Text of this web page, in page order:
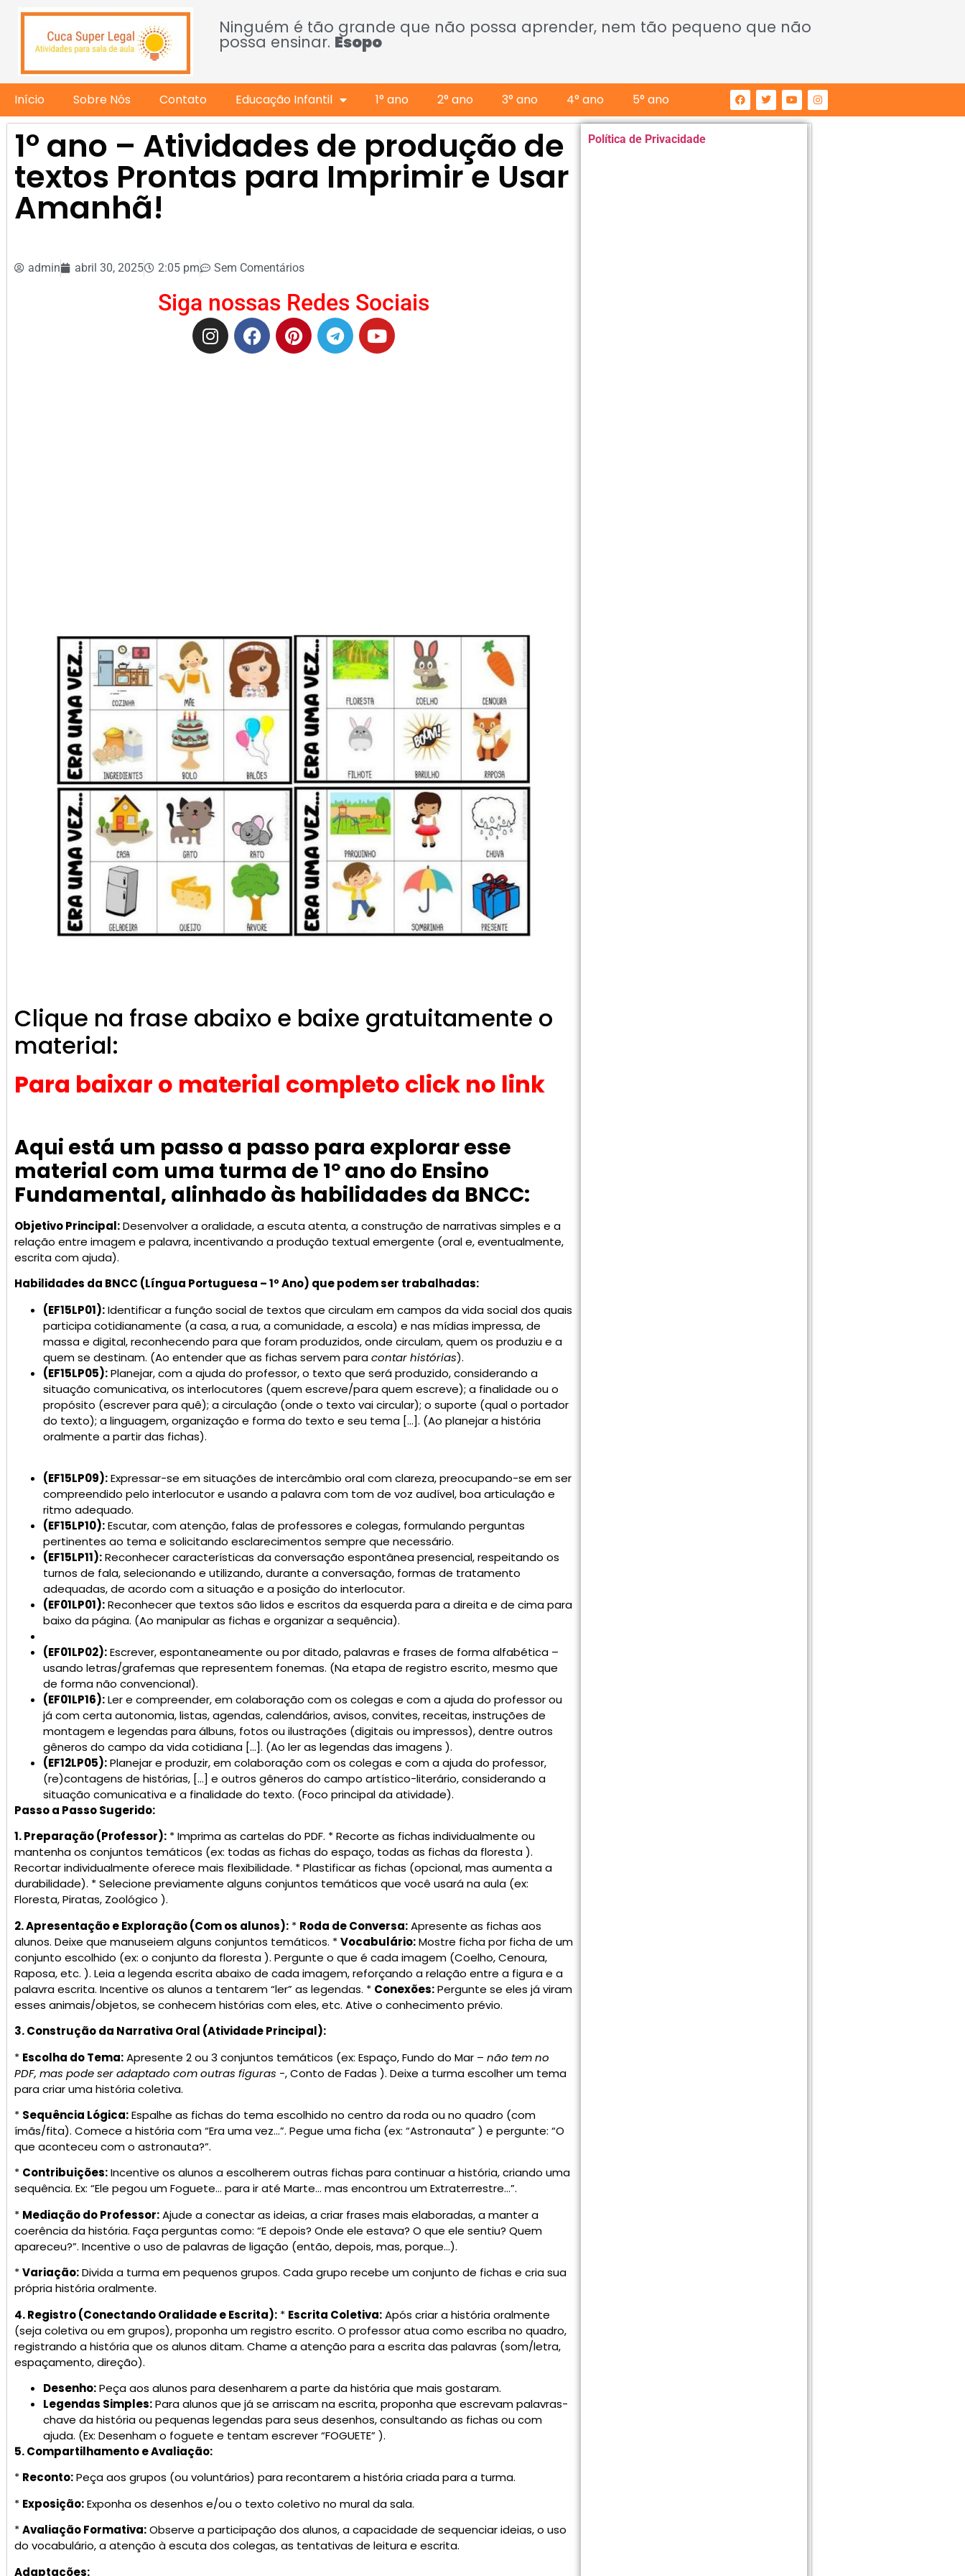
Ninguém é tão grande que não possa aprender, nem tão pequeno que não
possa ensinar. Esopo
Início Sobre Nós Contato Educação Infantil 1° ano 2° ano 3° ano 4° ano 5° ano
1º ano – Atividades de produção de
textos Prontas para Imprimir e Usar
Amanhã!
admin abril 30, 2025 2:05 pm Sem Comentários
Siga nossas Redes Sociais
Clique na frase abaixo e baixe gratuitamente o
material:
Para baixar o material completo click no link
Aqui está um passo a passo para explorar esse
material com uma turma de 1º ano do Ensino
Fundamental, alinhado às habilidades da BNCC:
Objetivo Principal:Desenvolver a oralidade, a escuta atenta, a construção de narrativas simples e a
relação entre imagem e palavra, incentivando a produção textual emergente (oral e, eventualmente,
escrita com ajuda).
Habilidades da BNCC (Língua Portuguesa – 1º Ano) que podem ser trabalhadas:
(EF15LP01):Identificar a função social de textos que circulam em campos da vida social dos quais
participa cotidianamente (a casa, a rua, a comunidade, a escola) e nas mídias impressa, de
massa e digital, reconhecendo para que foram produzidos, onde circulam, quem os produziu e a
quem se destinam. (Ao entender que as fichas servem paracontar histórias).
(EF15LP05):Planejar, com a ajuda do professor, o texto que será produzido, considerando a
situação comunicativa, os interlocutores (quem escreve/para quem escreve); a finalidade ou o
propósito (escrever para quê); a circulação (onde o texto vai circular); o suporte (qualo portador
do texto); a linguagem, organização e forma do texto e seu tema […]. (Ao planejar a história
oralmente a partir das fichas).
(EF15LP09):Expressar-se em situações de intercâmbio oral com clareza, preocupando-se em ser
compreendido pelo interlocutor e usando a palavra com tom de voz audível, boa articulação e
ritmo adequado.
(EF15LP10):Escutar, com atenção, falas de professores e colegas, formulando perguntas
pertinentes ao tema e solicitando esclarecimentos sempre que necessário.
(EF15LP11):Reconhecer características da conversação espontânea presencial, respeitando os
turnos de fala, selecionando e utilizando, durante a conversação, formas de tratamento
adequadas, de acordo com a situação e a posição do interlocutor.
(EF01LP01):Reconhecer que textos são lidos e escritos da esquerda para a direita e de cima para
baixo da página. (Ao manipular as fichas e organizar a sequência).
(EF01LP02):Escrever, espontaneamente ou por ditado, palavras e frases de forma alfabética –
usando letras/grafemas que representem fonemas. (Na etapa de registro escrito, mesmo que
de forma não convencional).
(EF01LP16):Ler e compreender, em colaboração com os colegas e com a ajuda do professor ou
já com certa autonomia, listas, agendas, calendários, avisos, convites, receitas, instruções de
montagem e legendas para álbuns, fotos ou ilustrações (digitais ou impressos), dentre outros
gêneros do campo da vida cotidiana […]. (Ao ler as legendas das imagens ).
(EF12LP05):Planejar e produzir, em colaboração com os colegas e com a ajuda do professor,
(re)contagens de histórias, […] e outros gêneros do campo artístico-literário, considerando a
situação comunicativa e a finalidade do texto. (Foco principal da atividade).
Passo a Passo Sugerido:
1. Preparação (Professor): * Imprima as cartelas do PDF. * Recorte as fichas individualmente ou
mantenha os conjuntos temáticos (ex: todas as fichas do espaço, todas as fichas da floresta ).
Recortar individualmente oferece mais flexibilidade. * Plastificar as fichas (opcional, mas aumenta a
durabilidade). * Selecione previamente alguns conjuntos temáticos que você usará na aula (ex:
Floresta, Piratas, Zoológico ).
2. Apresentação e Exploração (Com os alunos): * Roda de Conversa:Apresente as fichas aos
alunos. Deixe que manuseiem alguns conjuntos temáticos. *Vocabulário:Mostre ficha por ficha de um
conjunto escolhido (ex: o conjunto da floresta ). Pergunte o que é cada imagem (Coelho, Cenoura,
Raposa, etc. ). Leia a legenda escrita abaixo de cada imagem, reforçando a relação entre a figura e a
palavra escrita. Incentive os alunos a tentarem “ler” as legendas. * Conexões:Pergunte se eles já viram
esses animais/objetos, se conhecem histórias com eles, etc. Ative o conhecimento prévio.
3. Construção da Narrativa Oral (Atividade Principal):
* Escolha do Tema:Apresente 2 ou 3 conjuntos temáticos (ex: Espaço, Fundo do Mar – não tem no
PDF, mas pode ser adaptado com outras figuras -, Conto de Fadas ). Deixe a turma escolher um tema
para criar uma história coletiva.
* Sequência Lógica:Espalhe as fichas do tema escolhido no centro da roda ou no quadro (com
ímãs/fita). Comece a história com “Era uma vez…”. Pegue uma ficha (ex: “Astronauta” ) e pergunte: “O
que aconteceu com o astronauta?”.
* Contribuições:Incentive os alunos a escolherem outras fichas para continuar a história, criando uma
sequência. Ex: “Ele pegou um Foguete… para ir até Marte… mas encontrou um Extraterrestre…”.
* Mediação do Professor:Ajude a conectar as ideias, a criar frases mais elaboradas, a manter a
coerência da história. Faça perguntas como: “E depois? Onde ele estava? O que ele sentiu? Quem
apareceu?”. Incentive o uso de palavras de ligação (então, depois, mas, porque…).
*Variação:Divida a turma em pequenos grupos. Cada grupo recebe um conjunto de fichas e cria sua
própria história oralmente.
4. Registro (Conectando Oralidade e Escrita): * Escrita Coletiva:Após criar a história oralmente
(seja coletiva ou em grupos), proponha um registro escrito. O professor atua como escriba no quadro,
registrando a história que os alunos ditam. Chame a atenção para a escrita das palavras (som/letra,
espaçamento, direção).
Desenho:Peça aos alunos para desenharem a parte da história que mais gostaram.
Legendas Simples:Para alunos que já se arriscam na escrita, proponha que escrevam palavras-
chave da história ou pequenas legendas para seus desenhos, consultando as fichas ou com
ajuda. (Ex: Desenham o foguete e tentam escrever “FOGUETE” ).
5. Compartilhamento e Avaliação:
* Reconto:Peça aos grupos (ou voluntários) para recontarem a história criada para a turma.
* Exposição:Exponha os desenhos e/ou o texto coletivo no mural da sala.
*Avaliação Formativa:Observe a participação dos alunos, a capacidade de sequenciar ideias, o uso
do vocabulário, a atenção à escuta dos colegas, as tentativas de leitura e escrita.
Adaptações:
Política de Privacidade